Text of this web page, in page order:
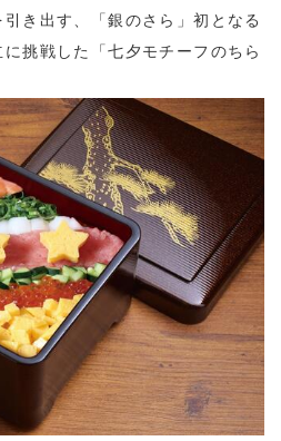
き出す、「銀のさら」初となる
挑戦した「七夕モチーフのちら